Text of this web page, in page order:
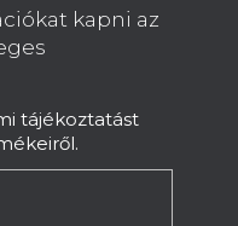
kapni az
tájékoztatást